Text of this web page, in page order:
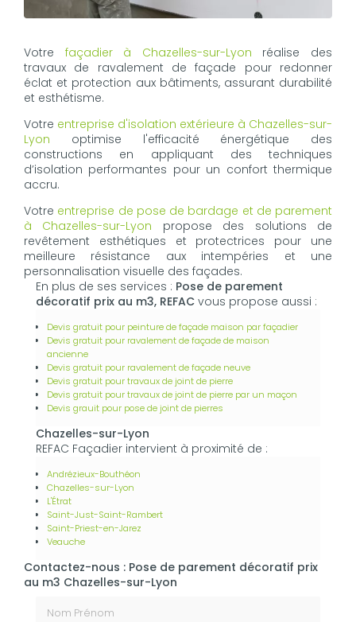
Votre façadier à Chazelles-sur-Lyon réalise des
travaux de ravalement de façade pour redonner
éclat et protection aux bâtiments, assurant durabilité
et esthétisme.
Votre entreprise d'isolation extérieure à Chazelles-sur-
Lyon optimise l'efficacité énergétique des
constructions en appliquant des techniques
d’isolation performantes pour un confort thermique
accru.
Votre entreprise de pose de bardage et de parement
à Chazelles-sur-Lyon propose des solutions de
revêtement esthétiques et protectrices pour une
meilleure résistance aux intempéries et une
personnalisation visuelle des façades.
En plus de ses services : Pose de parement
décoratif prix au m3, REFAC vous propose aussi :
Devis gratuit pour peinture de façade maison par façadier
Devis gratuit pour ravalement de façade de maison
ancienne
Devis gratuit pour ravalement de façade neuve
Devis gratuit pour travaux de joint de pierre
Devis gratuit pour travaux de joint de pierre par un maçon
Devis grauit pour pose de joint de pierres
Chazelles-sur-Lyon
REFAC Façadier intervient à proximité de :
Andrézieux-Bouthéon
Chazelles-sur-Lyon
L'Étrat
Saint-Just-Saint-Rambert
Saint-Priest-en-Jarez
Veauche
Contactez-nous : Pose de parement décoratif prix
au m3 Chazelles-sur-Lyon